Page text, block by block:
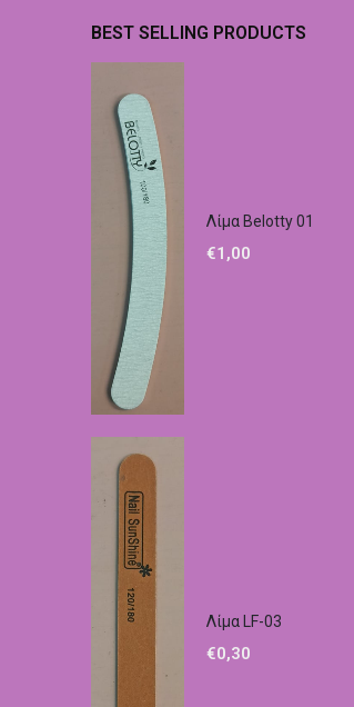
BEST SELLING PRODUCTS
Λίμα Belotty 01
€1,00
Λίμα LF-03
€0,30